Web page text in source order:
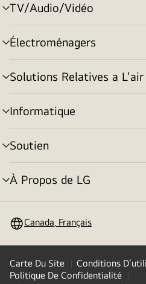
TV/Audio/Vidéo
menu
basculement
Électroménagers
menu
basculement
Solutions Relatives a L'air
menu
basculement
Informatique
menu
basculement
Soutien
menu
basculement
À Propos de LG
menu
Canada, Français
Carte Du Site
Conditions
Politique De Confidentialité